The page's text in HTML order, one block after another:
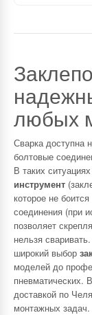
любых
Сварка доступна
болтовые
В таких
инструмент
которое не
соединения (при
позволяет
нельзя
широкий выбор
моделей до
пневматических.
доставкой по
монтажных задач.